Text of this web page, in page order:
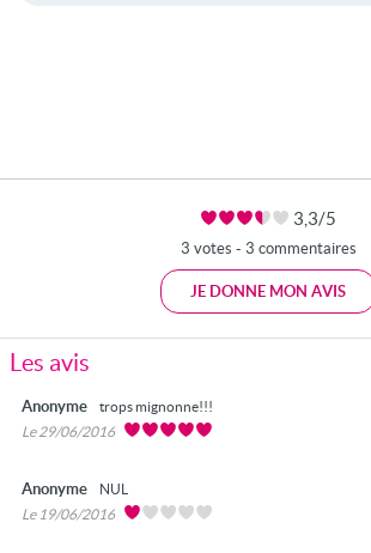
3,3/5
3 votes - 3 commentaires
JE DONNE MON AVIS
Les avis
Anonyme
trops mignonne!!!
Le 29/06/2016
Anonyme
NUL
Le 19/06/2016